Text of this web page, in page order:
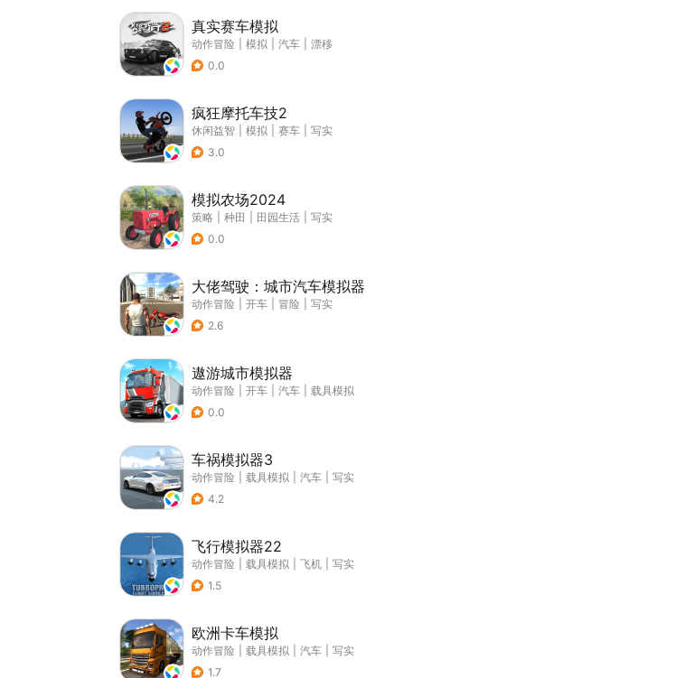
真实赛车模拟
动作冒险 模拟 汽车
漂移
0.0
疯狂摩托车技2
休闲益智 模拟 赛车
写实
3.0
模拟农场2024
策略 种田 田园生活
写实
0.0
大佬驾驶：城市汽车模拟器
动作冒险 开车 冒险
写实
2.6
遨游城市模拟器
动作冒险 开车 汽车
载具模拟
0.0
车祸模拟器3
动作冒险 载具模拟 汽车
写实
4.2
飞行模拟器22
动作冒险 载具模拟 飞机
写实
1.5
欧洲卡车模拟
动作冒险 载具模拟 汽车
写实
1.7